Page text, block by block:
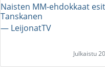
Naisten MM-ehdokkaat
Tanskanen
― LeijonatTV
Julkaistu